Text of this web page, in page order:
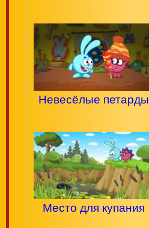
Невесёлые петарды
Место для купания